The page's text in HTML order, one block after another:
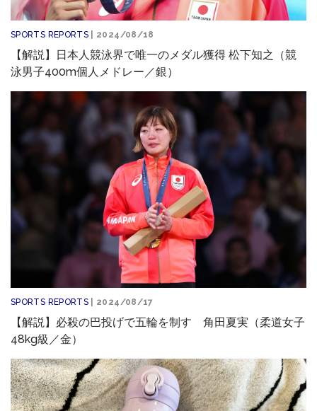
SPORTS REPORTS | 2024/08/18
【解説】日本人競泳界で唯一のメダル獲得 松下知之（競
泳男子400m個人メドレー／銀）
SPORTS REPORTS | 2024/08/17
【解説】必殺の巴投げで五輪を制す 角田夏実（柔道女子
48kg級／金）